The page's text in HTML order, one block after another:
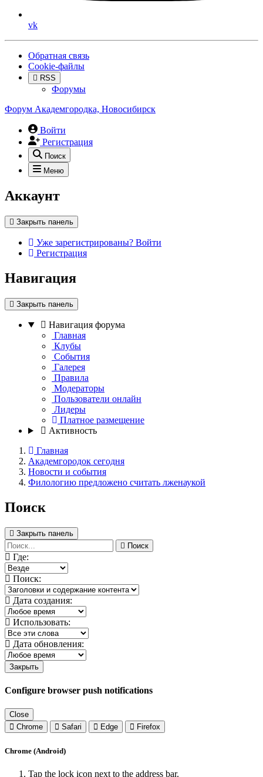
vk
Обратная связь
Cookie-файлы
RSS
Форумы
Форум Академгородка, Новосибирск
Войти
Регистрация
Поиск
Меню
Аккаунт
Закрыть панель
Уже зарегистрированы? Войти
Регистрация
Навигация
Закрыть панель
Навигация форума
Главная
Клубы
События
Галерея
Правила
Модераторы
Пользователи онлайн
Лидеры
Платное размещение
Активность
Главная
Академгородок сегодня
Новости и события
Филологию предложено считать лженаукой
Поиск
Закрыть панель
Поиск
Где:
Поиск:
Дата создания:
Использовать:
Дата обновления:
Закрыть
Configure browser push notifications
Close
Chrome
Safari Edge Firefox
Chrome (Android)
Tap the lock icon next to the address bar.